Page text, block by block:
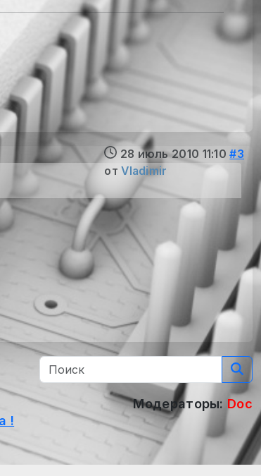
28 июль 2010 11:10 #3
отVladimir
Модераторы: Doc
!